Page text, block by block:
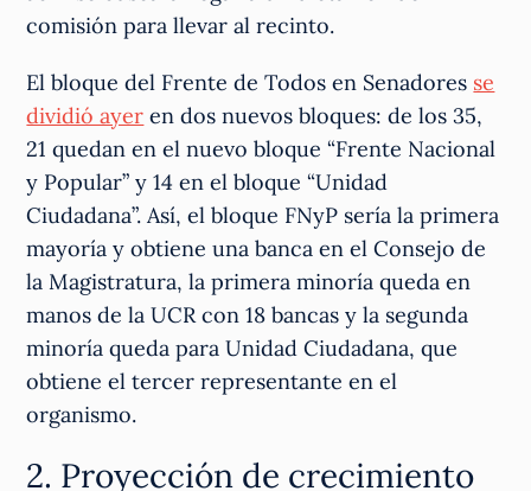
comisión para llevar al recinto.
El bloque del Frente de Todos en Senadores se
dividió ayer en dos nuevos bloques: de los 35,
21 quedan en el nuevo bloque “Frente Nacional
y Popular” y 14 en el bloque “Unidad
Ciudadana”. Así, el bloque FNyP sería la primera
mayoría y obtiene una banca en el Consejo de
la Magistratura, la primera minoría queda en
manos de la UCR con 18 bancas y la segunda
minoría queda para Unidad Ciudadana, que
obtiene el tercer representante en el
organismo.
2. Proyección de crecimiento